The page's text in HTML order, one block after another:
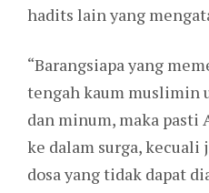
hadits lain yang
“Barangsiapa yang
tengah kaum muslimin
dan minum, maka pasti
ke dalam surga, kecuali
dosa yang tidak dapat